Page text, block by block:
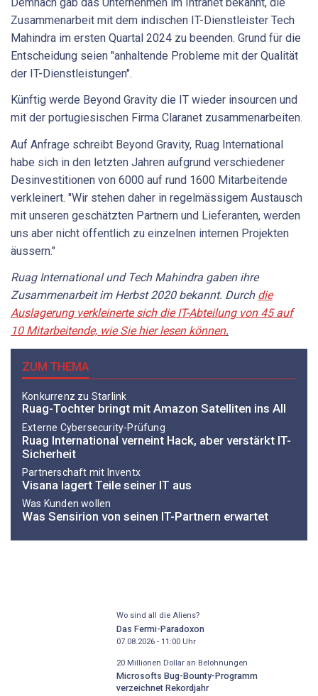
Zusammenarbeit mit dem indischen IT-Dienstleister Tech
Mahindra im ersten Quartal 2024 zu beenden. Grund für die
Entscheidung seien "anhaltende Probleme mit der Qualität
der IT-Dienstleistungen".
Künftig werde Beyond Gravity die IT wieder insourcen und
mit der portugiesischen Firma Claranet zusammenarbeiten.
Auf Anfrage schreibt Beyond Gravity, Ruag International
habe sich in den letzten Jahren aufgrund verschiedener
Desinvestitionen von 6000 auf rund 1600 Mitarbeitende
verkleinert. "Wir stehen daher in regelmässigem Austausch
mit unseren geschätzten Partnern und Lieferanten, werden
uns aber nicht öffentlich zu einzelnen internen Projekten
äussern."
Ruag International und Tech Mahindra gaben ihre
Zusammenarbeit im Herbst 2020 bekannt. Durch die
Auslagerung verkleinerte sich die IT-Abteilung von 45 auf
10 Mitarbeitende, wie Sie hier lesen können.
ZUM THEMA
Konkurrenz zu Starlink
Ruag-Tochter bringt mit Amazon Satelliten ins All
Externe Cybersecurity-Prüfung
Ruag International verneint Hack, aber verstärkt IT-
Sicherheit
Partnerschaft mit Inventx
Visana lagert Teile seiner IT aus
Was Kunden wollen
Was Sensirion von seinen IT-Partnern erwartet
Wo sind all die Aliens?
Das Fermi-Paradoxon
07.08.2026 - 11:00Uhr
20 Millionen Dollar an Belohnungen
Microsofts Bug-Bounty-Programm
verzeichnet Rekordjahr